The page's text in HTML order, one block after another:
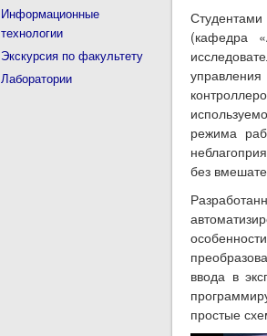
(кафедра
режима
без
ввода в
простые
Информационные
технологии
Экскурсия по факультету
Лаборатории